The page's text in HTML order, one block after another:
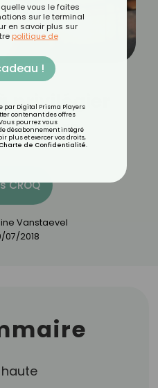
privilégier
ventre
CROQ
Vanstaevel
07/2018
haute
vous le faites
sur le terminal
en savoir plus sur
politique de
!
par Digital Prisma Players
contenant des offres
pourrez vous
désabonnement intégré
plus et exercer vos droits,
Charte de Confidentialité.